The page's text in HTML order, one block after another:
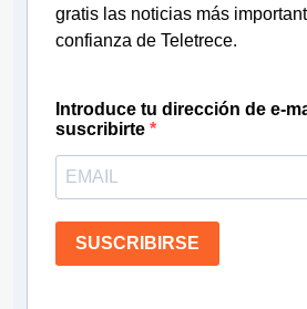
gratis las noticias más
confianza de Teletrece.
Introduce tu dirección de e-
suscribirte
SUSCRIBIRSE